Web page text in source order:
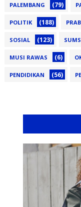
PALEMBANG (79)
POLITIK (188)
SOSIAL (123)
MUSI RAWAS (6)
PENDIDIKAN (56)